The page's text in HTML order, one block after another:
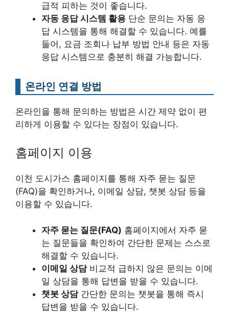
급적 피하는 것이 좋습니다.
자동 응답 시스템 활용 단순 문의는 자동 응
답 시스템을 통해 해결할 수 있습니다. 예를
들어, 요금 조회나 납부 방법 안내 등은 자동
응답 시스템으로 충분히 해결 가능합니다.
온라인 연결 방법
온라인을 통해 문의하는 방법은 시간 제약 없이 편
리하게 이용할 수 있다는 장점이 있습니다.
홈페이지 이용
이천 도시가스 홈페이지를 통해 자주 묻는 질문
(FAQ)을 확인하거나, 이메일 상담, 챗봇 상담 등을
이용할 수 있습니다.
자주 묻는 질문(FAQ) 홈페이지에서 자주 묻
는 질문들을 확인하여 간단한 문제는 스스로
해결할 수 있습니다.
이메일 상담비교적 급하지 않은 문의는 이메
일 상담을 통해 답변을 받을 수 있습니다.
챗봇 상담간단한 문의는 챗봇을 통해 즉시
답변을 받을 수 있습니다.